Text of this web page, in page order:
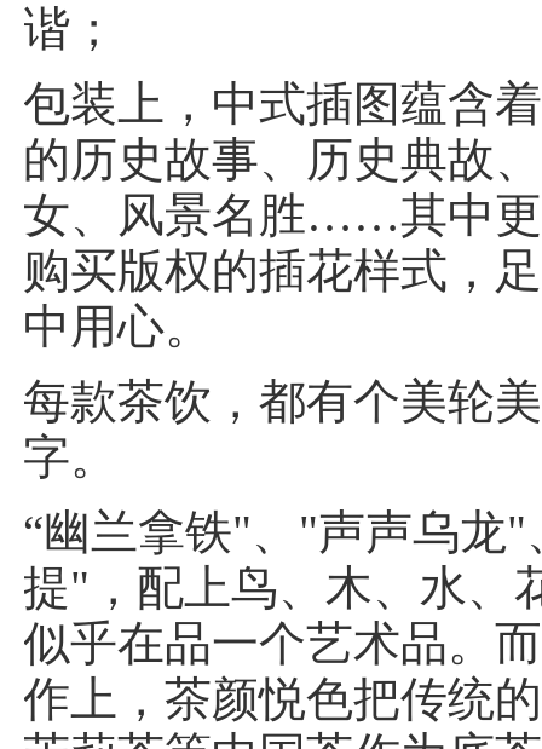
谐；
包装上，中式插图蕴含
的历史故事、历史典故
女、风景名胜……其中
购买版权的插花样式，
中用心。
每款茶饮，都有个美轮
字。
“幽兰拿铁"、"声声乌龙
提"，配上鸟、木、水、
似乎在品一个艺术品。
作上，茶颜悦色把传统